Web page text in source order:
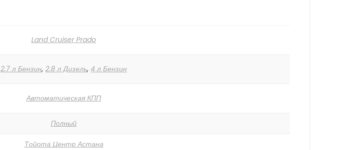
Land Cruiser Prado
2.7 л Бензин, 2.8 л Дизель, 4 л Бензин
Автоматическая КПП
Полный
Тойота Центр Астана